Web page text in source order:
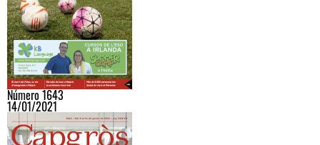
Número 1643
14/01/2021